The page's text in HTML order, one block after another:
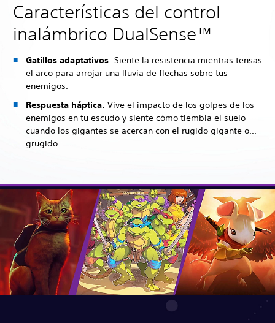
Características del control
inalámbrico DualSense™
Gatillos adaptativos: Siente la resistencia mientras tensas
el arco para arrojar una lluvia de flechas sobre tus
enemigos.
Respuesta háptica: Vive el impacto de los golpes de los
enemigos en tu escudo y siente cómo tiembla el suelo
cuando los gigantes se acercan con el rugido gigante o...
grugido.